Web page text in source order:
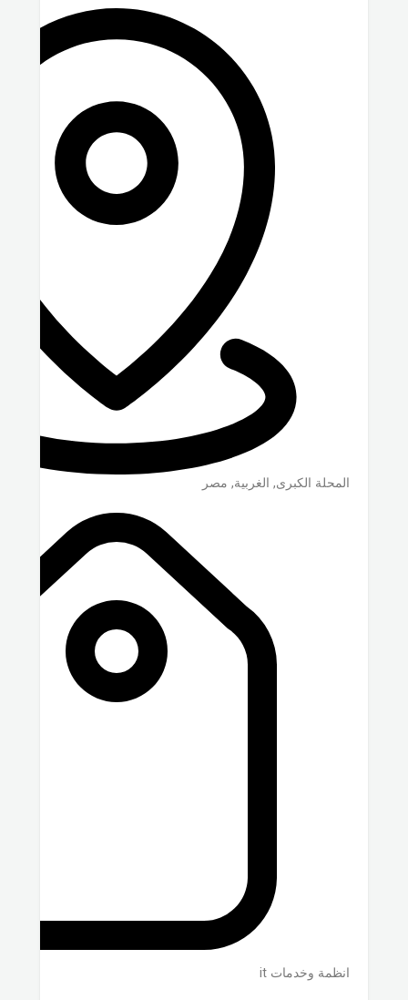
المحلة الكبرى, الغربية, مصر
انظمة وخدمات it